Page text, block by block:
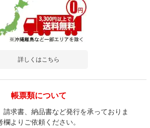
詳しくはこちら
帳票類について
請求書、納品書など発行を承っておりま
よりご依頼ください。